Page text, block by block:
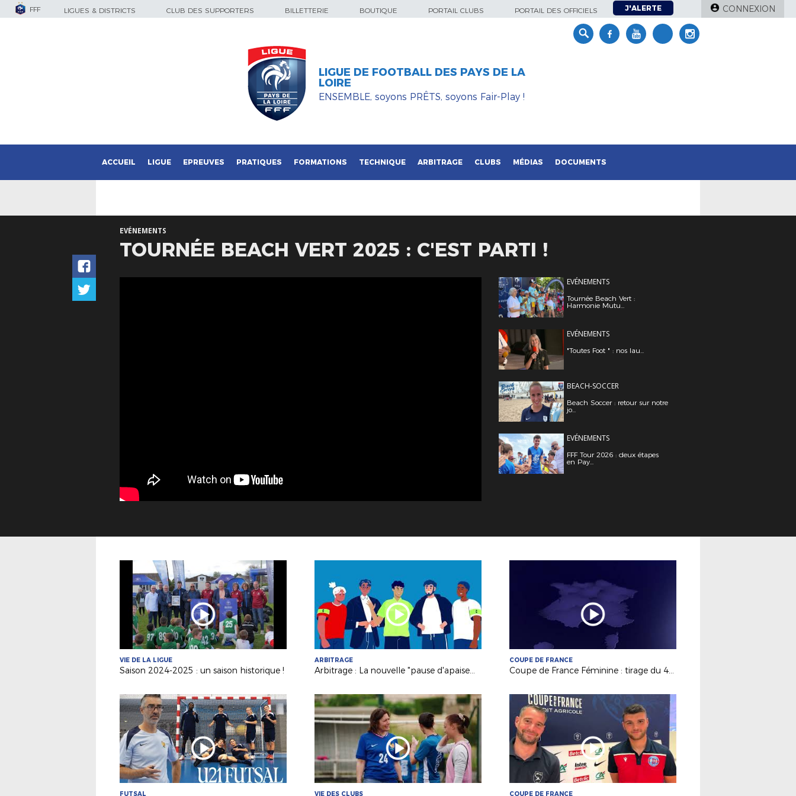
FFF LIGUES & DISTRICTS CLUB DES SUPPORTERS BILLETTERIE BOUTIQUE PORTAIL CLUBS PORTAIL DES OFFICIELS J'ALERTE CONNEXION
LIGUE DE FOOTBALL DES PAYS DE LA
LOIRE
ENSEMBLE, soyons PRÊTS, soyons Fair-Play !
ACCUEIL LIGUE EPREUVES PRATIQUES FORMATIONS TECHNIQUE ARBITRAGE CLUBS MÉDIAS DOCUMENTS
EVÉNEMENTS
TOURNÉE BEACH VERT 2025 : C'EST PARTI !
EVÉNEMENTS
Tournée Beach Vert :
Harmonie Mutu...
EVÉNEMENTS
"Toutes Foot " : nos lau...
BEACH-SOCCER
Beach Soccer : retour sur notre
jo...
EVÉNEMENTS
FFF Tour 2026 : deux étapes
en Pay...
VIE DE LA LIGUE
Saison 2024-2025 : un saison historique !
ARBITRAGE
Arbitrage : La nouvelle "pause d'apaisement" déployée en LFPL
COUPE DE FRANCE
Coupe de France Féminine : tirage du 4e tour
FUTSAL VIE DES CLUBS COUPE DE FRANCE